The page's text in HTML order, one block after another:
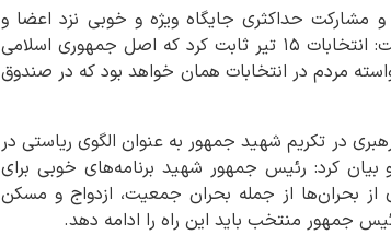
و مشارکت حداکثری جایگاه ویژه و خوبی نزد اعضا و
رؤسای محفل بین المللی پیدا می‌کند، گفت: انتخابات ۱۵ تیر ثابت کرد که اصل جمهوری اسلامی
مردم در انتخابات همان خواهد بود که در صندوق
در تکریم شهید جمهور به عنوان الگوی ریاستی در
و بیان کرد: رئیس جمهور شهید برنامه‌های خوبی برای
بحران‌ها از جمله بحران جمعیت، ازدواج و مسکن
جمهور منتخب باید این راه را ادامه دهد.